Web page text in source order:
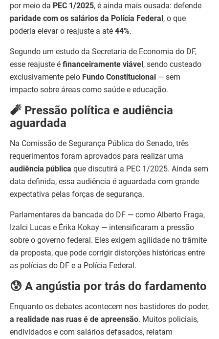
por meio da PEC 1/2025, é ainda mais ousada: defende
paridade com os salários da Polícia Federal, o que
poderia elevar o reajuste a até 44%.
Segundo um estudo da Secretaria de Economia do DF,
esse reajuste é financeiramente viável, sendo custeado
exclusivamente pelo Fundo Constitucional — sem
impacto sobre áreas como saúde e educação.
🧨 Pressão política e audiência
aguardada
Na Comissão de Segurança Pública do Senado, três
requerimentos foram aprovados para realizar uma
audiência pública que discutirá a PEC 1/2025. Ainda sem
data definida, essa audiência é aguardada com grande
expectativa pelas forças de segurança.
Parlamentares da bancada do DF — como Alberto Fraga,
Izalci Lucas e Érika Kokay — intensificaram a pressão
sobre o governo federal. Eles exigem agilidade no trâmite
da proposta, que pode corrigir distorções históricas entre
as polícias do DF e a Polícia Federal.
😰 A angústia por trás do fardamento
Enquanto os debates acontecem nos bastidores do poder,
a realidade nas ruas é de apreensão. Muitos policiais,
endividados e com salários defasados, relatam